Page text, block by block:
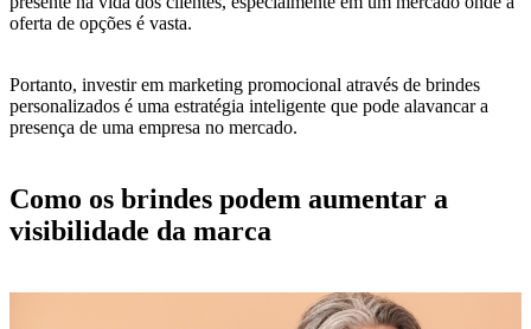
oferta de opções é vasta.
Portanto, investir em marketing promocional através de brindes
personalizados é uma estratégia inteligente que pode alavancar a
presença de uma empresa no mercado.
Como os brindes podem aumentar a
visibilidade da marca